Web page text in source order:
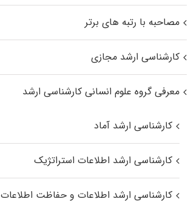
مصاحبه با رتبه های برتر
کارشناسی ارشد مجازی
معرفی گروه علوم انسانی کارشناسی ارشد
کارشناسی ارشد آماد
کارشناسی ارشد اطلاعات استراتژیک
کارشناسی ارشد اطلاعات و حفاظت اطلاعات